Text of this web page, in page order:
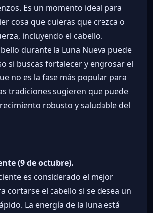
Es un momento ideal para
cosa que quieras que crezca o
incluyendo el cabello.
durante la Luna Nueva puede
si buscas fortalecer y engrosar el
no es la fase más popular para
tradiciones sugieren que puede
robusto y saludable del
(9 de octubre).
es considerado el mejor
cortarse el cabello si se desea un
La energía de la luna está